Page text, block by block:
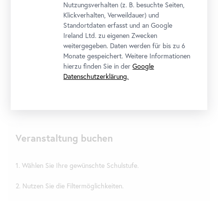
Kinder und Jugendliche müssen im Belvedere einen sicheren Ort
vorfinden, an dem sie vor Gewalt in all ihren Formen geschützt
sind. Wenn trotzdem etwas vorgefallen ist oder wenn sie sich in
irgendeiner Weise nicht wohl und sicher fühlen, können Sie sich
direkt an unsere Kinderschutzbeauftragten wenden:
kinderschutz@belvedere.at
Veranstaltung buchen
1. Wählen Sie Ihre gewünschte Schulstufe.
2. Nutzen Sie die Filtermöglichkeiten.
Nutzungsverhalten (z. B. besuchte Seiten,
Klickverhalten, Verweildauer) und
Standortdaten erfasst und an Google
Ireland Ltd. zu eigenen Zwecken
weitergegeben. Daten werden für bis zu 6
Monate gespeichert. Weitere Informationen
hierzu finden Sie in derGoogle
Datenschutzerklärung.